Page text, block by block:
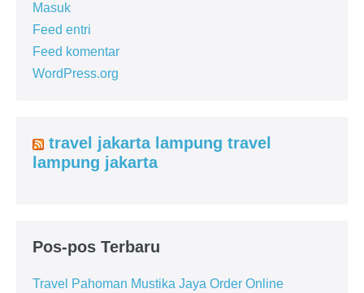
Masuk
Feed entri
Feed komentar
WordPress.org
travel jakarta lampung travel
lampung jakarta
Pos-pos Terbaru
Travel Pahoman Mustika Jaya Order Online